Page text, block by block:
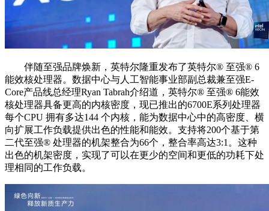
伴随至强品牌焕新，英特尔隆重发布了英特尔®️ 至强®️ 6
能效核处理器。数据中心与人工智能事业部副总裁兼至强E-
Core产品线总经理Ryan Tabrah介绍道，英特尔®️ 至强®️ 6能效
核处理器具备更高的内核密度，现已推出的6700E系列处理器
每个CPU 拥有多达144 个内核，能为数据中心中的高密度、横
向扩展工作负载提供出色的性能和能效。支持将200个基于第
二代至强®️ 处理器的机架整合为66个，整合率高达3:1。这种
出色的机架密度，实现了可以在更少的空间和更低的功耗下处
理相同的工作负载。